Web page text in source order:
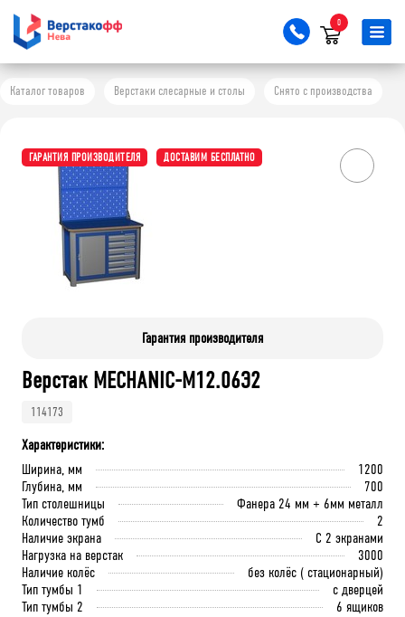
0
Каталог товаров Верстаки слесарные и столы Снято с производства
ГАРАНТИЯ ПРОИЗВОДИТЕЛЯ ДОСТАВИМ БЕСПЛАТНО
Гарантия производителя
Верстак MECHANIC-М12.06Э2
114173
Характеристики:
Ширина, мм
1200
Глубина, мм
700
Тип столешницы
Фанера 24 мм + 6мм металл
Количество тумб
2
Наличие экрана
С 2 экранами
Нагрузка на верстак
3000
Наличие колёс
без колёс ( стационарный)
Тип тумбы 1
с дверцей
Тип тумбы 2
6 ящиков